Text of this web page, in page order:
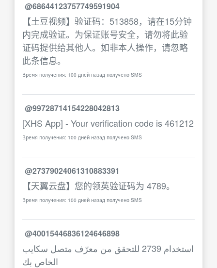
@68644123757749591904
【土豆视频】验证码：513858，请在15分钟
内完成验证。为保证账号安全，请勿将此验
证码提供给其他人。如非本人操作，请忽略
此条信息。
Время получения: 100 дней назад получено SMS
@99728714154228042813
[XHS App] - Your verification code is 461212
Время получения: 100 дней назад получено SMS
@27379024061310883391
【天翼云盘】您的领英验证码为 4789。
Время получения: 100 дней назад получено SMS
@40015446836124646898
استخدام 2739 للتحقق من معرّف متصل سكايب
الخاص بك